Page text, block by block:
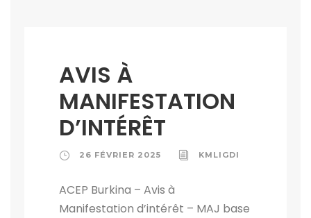
AVIS À
MANIFESTATION
D’INTÉRÊT
26 FÉVRIER 2025 KMLIGDI
ACEP Burkina – Avis à
Manifestation d’intérêt – MAJ base